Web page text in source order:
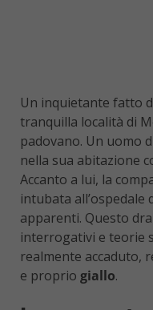
Un inquietante fatto
tranquilla località di
padovano. Un uomo
nella sua abitazione
Accanto a lui, la
intubata all’ospedale
apparenti. Questo
interrogativi e teorie
realmente accaduto,
e proprio giallo.